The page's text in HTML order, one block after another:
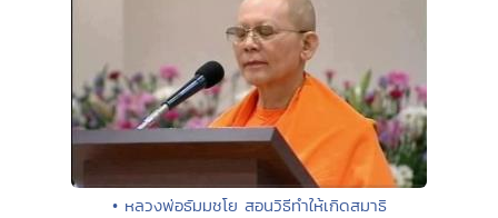
• หลวงพ่อธัมมชโย สอนวิธีทำให้เกิดสมาธิ